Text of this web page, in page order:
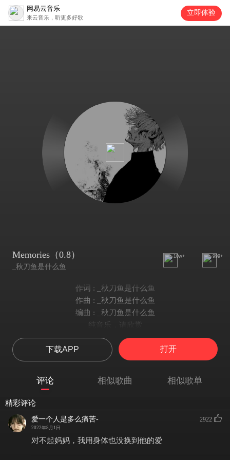
网易云音乐
来云音乐，听更多好歌
立即体验
Memories（0.8）
_秋刀鱼是什么鱼
10w+ 999+
作词 : _秋刀鱼是什么鱼
作曲 : _秋刀鱼是什么鱼
编曲 : _秋刀鱼是什么鱼
纯音乐，请欣赏
下载APP 打开
评论 相似歌曲 相似歌单
精彩评论
爱一个人是多么痛苦-
2022年8月1日
2922
对不起妈妈，我用身体也没换到他的爱